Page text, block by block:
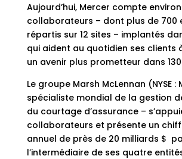
Aujourd’hui, Mercer compte
collaborateurs – dont plus de 700
répartis sur 12 sites – implantés
qui aident au quotidien ses clients
un avenir plus prometteur dans
Le groupe Marsh McLennan (NYSE :
spécialiste mondial de la gestion
du courtage d’assurance –
collaborateurs et présente un
annuel de près de 20 milliards $
l’intermédiaire de ses quatre